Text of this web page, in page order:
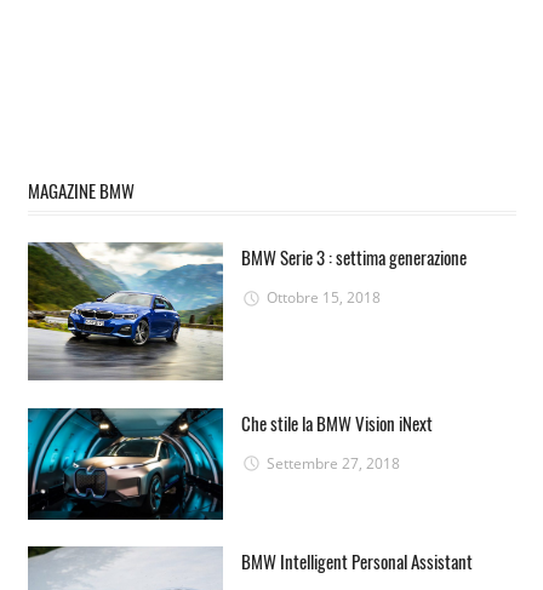
MAGAZINE BMW
BMW Serie 3 : settima generazione
Ottobre 15, 2018
Che stile la BMW Vision iNext
Settembre 27, 2018
BMW Intelligent Personal Assistant